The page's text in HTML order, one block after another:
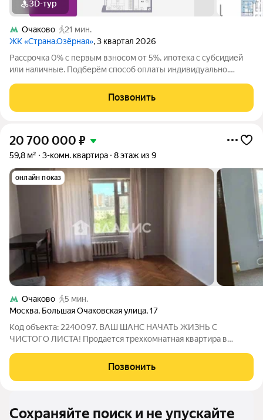
3D-тур
Очаково
21 мин.
ЖК «Страна.Озёрная», 3 квартал 2026
Рассрочка 0% с первым взносом от 5%, ипотека с субсидией
или наличные. Подберём способ оплаты индивидуально.
Продается 3комнатная квартира на 8 этаже от застройщика
Страна Девелопмент.
Позвонить
20 700 000 ₽
59,8 м² 3-комн. квартира 8 этаж из 9
онлайн показ
Очаково
5 мин.
Москва, Большая Очаковская улица,17
Код объекта: 2240097. ВАШ ШАНС НАЧАТЬ ЖИЗНЬ С
ЧИСТОГО ЛИСТА! Продается трехкомнатная квартира в
улица, д.17. Это Ваш идеальный старт для воплощения
дизайнерских мечтаний! Простор и планировка
Позвонить
Сохраняйте поиск и не упускайте